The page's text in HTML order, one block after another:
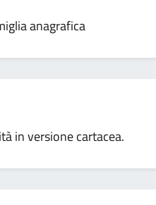
anagrafica
in versione cartacea.